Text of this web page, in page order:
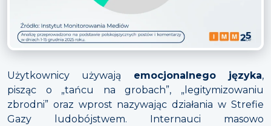
Użytkownicy używają emocjonalnego języka,
pisząc o „tańcu na grobach”, „legitymizowaniu
zbrodni” oraz wprost nazywając działania w Strefie
Gazy ludobójstwem. Internauci masowo